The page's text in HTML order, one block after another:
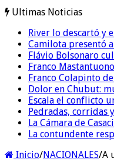
Ultimas Noticias
River lo descartó y
Camilota presentó
Flávio Bolsonaro
Franco
Franco Colapinto
Dolor en Chubut:
Escala el conflicto
Pedradas, corridas
La Cámara de
La contundente
Inicio/NACIONALES/A